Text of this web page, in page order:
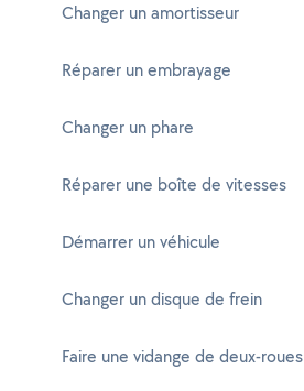
Changer un amortisseur
Réparer un embrayage
Changer un phare
Réparer une boîte de vitesses
Démarrer un véhicule
Changer un disque de frein
Faire une vidange de deux-roues